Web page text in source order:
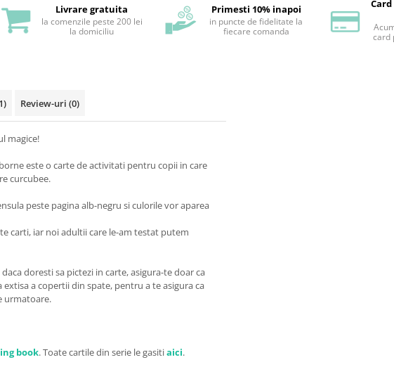
Livrare gratuita
la comenzile peste 200 lei
la domiciliu
Primesti 10% inapoi
in puncte de fidelitate la
fiecare comanda
card
Review-uri (0)
magice!
este o carte de activitati pentru copii in care
curcubee.
peste pagina alb-negru si culorile vor aparea
carti, iar noi adultii care le-am testat putem
doresti sa pictezi in carte, asigura-te doar ca
a copertii din spate, pentru a te asigura ca
urmatoare.
book. Toate cartile din serie le gasitiaici.